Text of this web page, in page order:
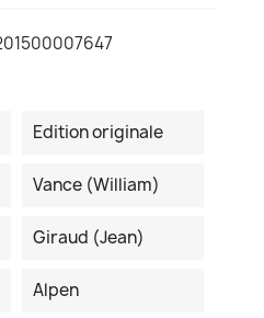
Edition originale
Vance (William)
Giraud (Jean)
Alpen